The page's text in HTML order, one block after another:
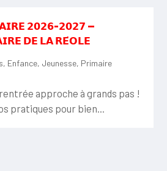
𝟮𝟬𝟮𝟲-𝟮𝟬𝟮𝟳 —
𝗗𝗘 𝗟𝗔 𝗥𝗘́𝗢𝗟𝗘
, Enfance, Jeunesse, Primaire
approche à grands pas !
pratiques pour bien...